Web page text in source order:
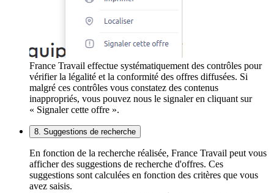
France Travail effectue systématiquement des contrôles pour
vérifier la légalité et la conformité des offres diffusées. Si
malgré ces contrôles vous constatez des contenus
inappropriés, vous pouvez nous le signaler en cliquant sur
« Signaler cette offre ».
8. Suggestions de recherche
En fonction de la recherche réalisée, France Travail peut vous
afficher des suggestions de recherche d'offres. Ces
suggestions sont calculées en fonction des critères que vous
avez saisis.